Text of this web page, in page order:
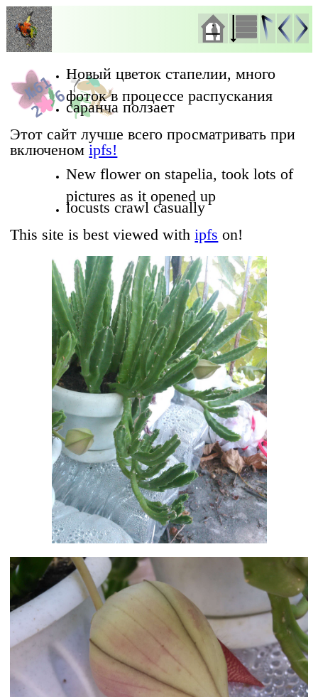
Новый цветок стапелии, много
фоток в процессе распускания
саранча ползает
Этот сайт лучше всего просматривать при
включеномipfs!
New flower on stapelia, took lots of
pictures as it opened up
locusts crawl casually
This site is best viewed withipfs on!